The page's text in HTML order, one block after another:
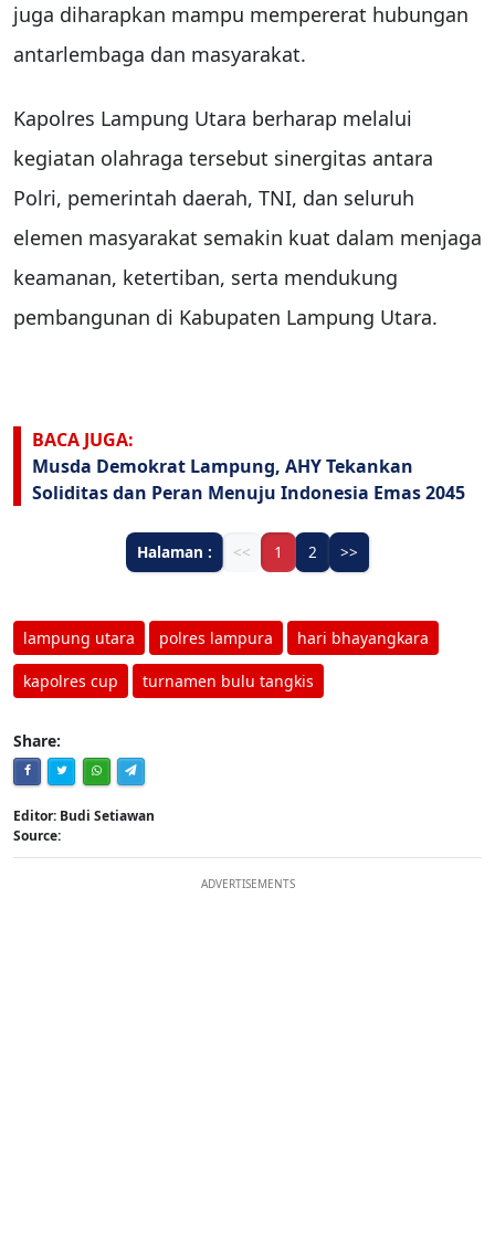
juga diharapkan mampu mempererat hubungan
antarlembaga dan masyarakat.
Kapolres Lampung Utara berharap melalui
kegiatan olahraga tersebut sinergitas antara
Polri, pemerintah daerah, TNI, dan seluruh
elemen masyarakat semakin kuat dalam menjaga
keamanan, ketertiban, serta mendukung
pembangunan di Kabupaten Lampung Utara.
BACA JUGA:
Musda Demokrat Lampung, AHY Tekankan
Soliditas dan Peran Menuju Indonesia Emas 2045
Halaman : << 1 2 >>
lampung utara polres lampura hari bhayangkara
kapolres cup turnamen bulu tangkis
Share:
Editor: Budi Setiawan
Source:
ADVERTISEMENTS